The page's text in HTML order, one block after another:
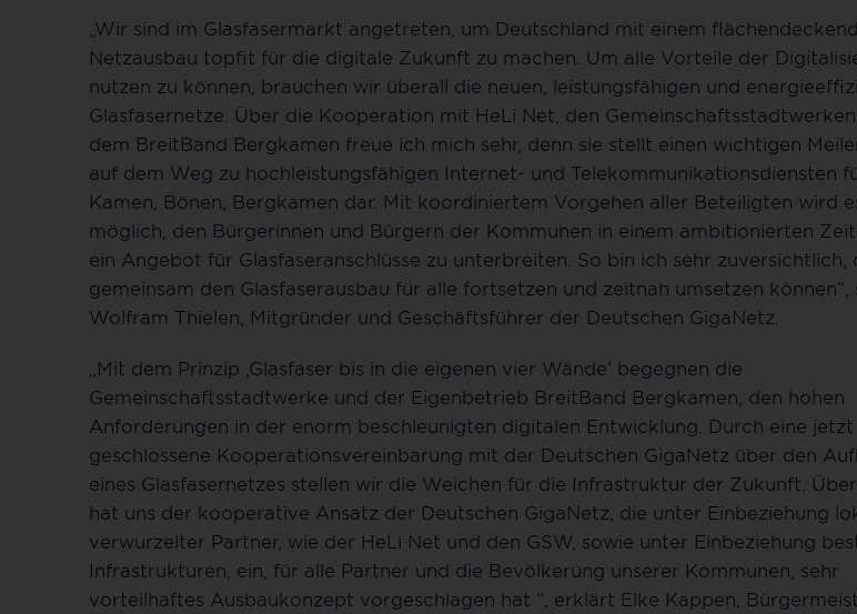
„Wir sind im Glasfasermarkt angetreten, um Deutschland mit einem
Netzausbau topfit für die digitale Zukunft zu machen. Um alle Vorteile der
nutzen zu können, brauchen wir überall die neuen, leistungsfähigen und
Glasfasernetze. Über die Kooperation mit HeLi Net, den
dem BreitBand Bergkamen freue ich mich sehr, denn sie stellt einen wichtigen
auf dem Weg zu hochleistungsfähigen Internet- und Telekommunikationsdiensten
Kamen, Bönen, Bergkamen dar. Mit koordiniertem Vorgehen aller Beteiligten wird
möglich, den Bürgerinnen und Bürgern der Kommunen in einem ambitionierten
ein Angebot für Glasfaseranschlüsse zu unterbreiten. So bin ich sehr zuversichtlich,
gemeinsam den Glasfaserausbau für alle fortsetzen und zeitnah umsetzen können“,
Wolfram Thielen, Mitgründer und Geschäftsführer der Deutschen GigaNetz.
„Mit dem Prinzip ‚Glasfaser bis in die eigenen vier Wände‘ begegnen die
Gemeinschaftsstadtwerke und der Eigenbetrieb BreitBand Bergkamen, den hohen
Anforderungen in der enorm beschleunigten digitalen Entwicklung. Durch eine jetzt
geschlossene Kooperationsvereinbarung mit der Deutschen GigaNetz über den
eines Glasfasernetzes stellen wir die Weichen für die Infrastruktur der Zukunft.
hat uns der kooperative Ansatz der Deutschen GigaNetz, die unter Einbeziehung
verwurzelter Partner, wie der HeLi Net und den GSW, sowie unter Einbeziehung
Infrastrukturen, ein, für alle Partner und die Bevölkerung unserer Kommunen, sehr
vorteilhaftes Ausbaukonzept vorgeschlagen hat “, erklärt Elke Kappen,